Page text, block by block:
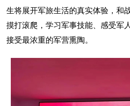
生将展开军旅生活的真实体验，和
摸打滚爬，学习军事技能、感受军
接受最浓重的军营熏陶。